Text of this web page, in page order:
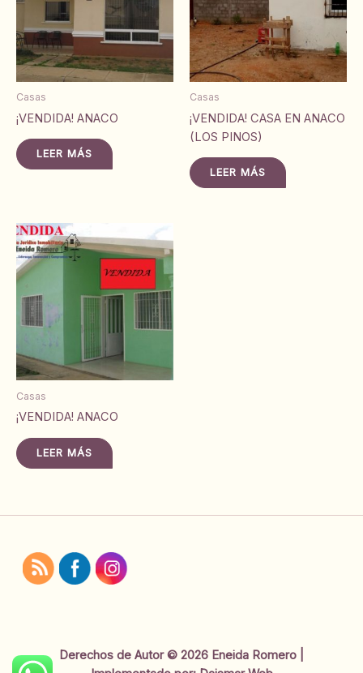
Casas
¡VENDIDA! ANACO
LEER MÁS
Casas
¡VENDIDA! CASA EN ANACO
(LOS PINOS)
LEER MÁS
Casas
¡VENDIDA! ANACO
LEER MÁS
Derechos de Autor © 2026 Eneida Romero |